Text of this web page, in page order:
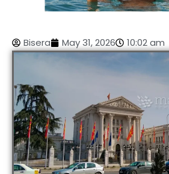
Bisera May 31, 2026 10:02 am